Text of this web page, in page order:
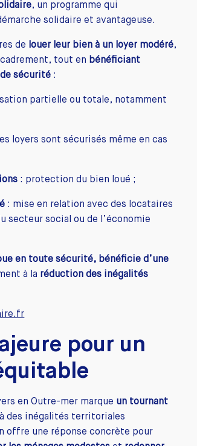
, un programme qui
solidaire et avantageuse.
de louer leur bien à un loyer modéré,
tout en bénéficiant
sécurité :
partielle ou totale, notamment
loyers sont sécurisés même en cas
: protection du bien loué ;
: mise en relation avec des locataires
secteur social ou de l’économie
en toute sécurité, bénéficie d’une
à la réduction des inégalités
pour un
en Outre-mer marque un tournant
à des inégalités territoriales
une réponse concrète pour